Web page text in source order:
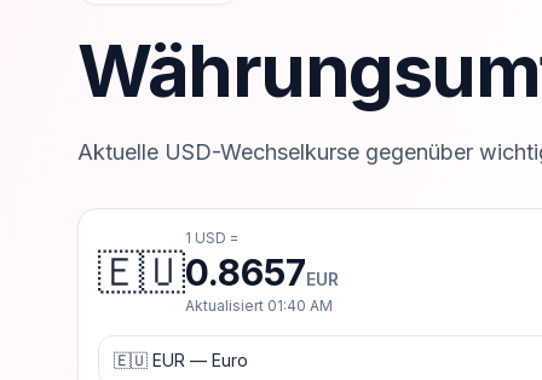
Aktuelle USD-Wechselkurse gegenüber
🇪🇺
1 USD =
0.8657EUR
Aktualisiert 01:40 AM